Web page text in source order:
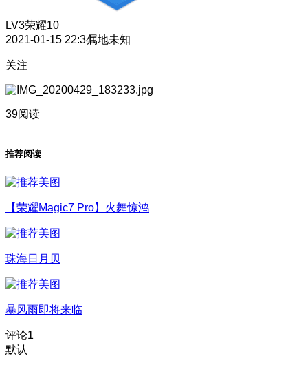
LV3荣耀10
2021-01-15 22:34属地未知
关注
39阅读
推荐阅读
【荣耀Magic7 Pro】火舞惊鸿
珠海日月贝
暴风雨即将来临
评论1
默认